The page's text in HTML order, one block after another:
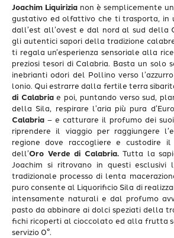
Joachim Liquirizia non è semplicemente
gustativo ed olfattivo che ti trasporta, in
dall’est all’ovest e dal nord al sud della
gli autentici sapori della tradizione
ti regala un’esperienza sensoriale alla
preziosi tesori di Calabria. Basta un solo
inebrianti odori del Pollino verso
lonio. Qui estrarre dalla fertile terra
di Calabria e poi, puntando verso sud,
della Sila, respirare l’aria più pura
Calabria – e catturare il profumo dei suoi
riprendere il viaggio per raggiungere
regione dove raccogliere e custodire il
dell’Oro Verde di Calabria. Tutta la
Joachim si ritrovano in questi esclusivi
tradizionale processo di lenta
puro consente al Liquorificio Sila di
intensamente naturali e dal profumo
pasto da abbinare ai dolci speziati della
fichi ricoperti al cioccolato ed alla frutta
servizio 0°.